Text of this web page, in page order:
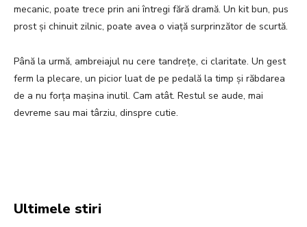
mecanic, poate trece prin ani întregi fără dramă. Un kit bun, pus
prost și chinuit zilnic, poate avea o viață surprinzător de scurtă.
Până la urmă, ambreiajul nu cere tandrețe, ci claritate. Un gest
ferm la plecare, un picior luat de pe pedală la timp și răbdarea
de a nu forța mașina inutil. Cam atât. Restul se aude, mai
devreme sau mai târziu, dinspre cutie.
Ultimele stiri